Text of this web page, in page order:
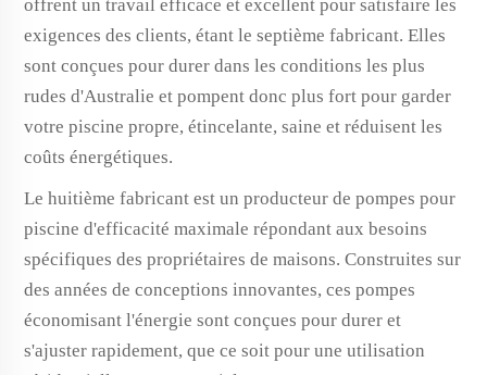
offrent un travail efficace et excellent pour satisfaire les
exigences des clients, étant le septième fabricant. Elles
sont conçues pour durer dans les conditions les plus
rudes d'Australie et pompent donc plus fort pour garder
votre piscine propre, étincelante, saine et réduisent les
coûts énergétiques.
Le huitième fabricant est un producteur de pompes pour
piscine d'efficacité maximale répondant aux besoins
spécifiques des propriétaires de maisons. Construites sur
des années de conceptions innovantes, ces pompes
économisant l'énergie sont conçues pour durer et
s'ajuster rapidement, que ce soit pour une utilisation